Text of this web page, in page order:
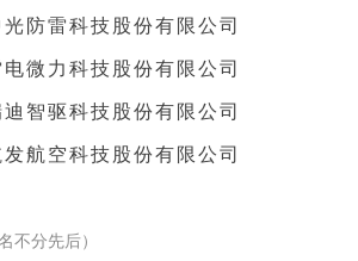
光防雷科技股份有限公司
电微力科技股份有限公司
迪智驱科技股份有限公司
航空科技股份有限公司
不分先后）